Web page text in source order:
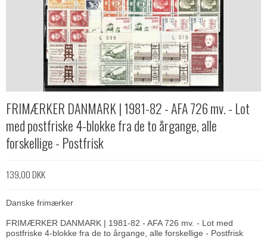
FRIMÆRKER DANMARK | 1981-82 - AFA 726 mv. - Lot
med postfriske 4-blokke fra de to årgange, alle
forskellige - Postfrisk
139,00 DKK
Danske frimærker
FRIMÆRKER DANMARK | 1981-82 - AFA 726 mv. - Lot med
postfriske 4-blokke fra de to årgange, alle forskellige - Postfrisk